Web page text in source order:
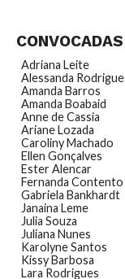
Adriana Leite
Alessanda
Amanda Barros
Amanda Boabaid
Anne de Cassia
Ariane Lozada
Caroliny Machado
Ellen Gonçalves
Ester Alencar
Fernanda Contento
Gabriela Bankhardt
Janaina Leme
Julia Souza
Juliana Nunes
Karolyne Santos
Kissy Barbosa
Lara Rodrigues